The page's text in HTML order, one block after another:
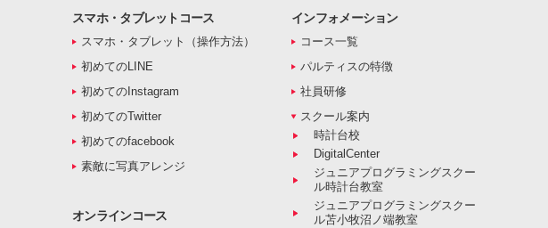
スマホ・タブレットコース
スマホ・タブレット（操作方法）
初めてのLINE
初めてのInstagram
初めてのTwitter
初めてのfacebook
素敵に写真アレンジ
オンラインコース
インフォメーション
コース一覧
パルティスの特徴
社員研修
スクール案内
時計台校
DigitalCenter
ジュニアプログラミングスクー
ル時計台教室
ジュニアプログラミングスクー
ル苫小牧沼ノ端教室